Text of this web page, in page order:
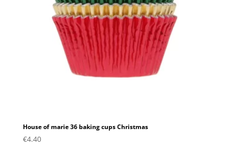
House of marie 36 baking cups Christmas
€4.40